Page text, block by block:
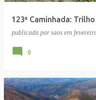
123ª Caminhada:
publicada por saos em
0